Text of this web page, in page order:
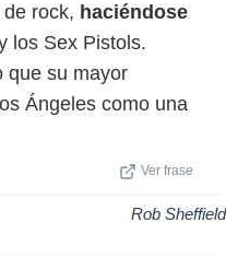
rock, haciéndose
los Sex Pistols.
que su mayor
Ángeles como una
Ver frase
Rob Sheffield